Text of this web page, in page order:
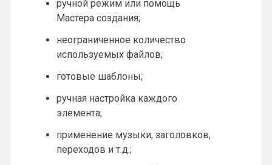
ручной режим или помощь
Мастера создания;
неограниченное количество
используемых файлов;
готовые шаблоны;
ручная настройка каждого
элемента;
применение музыки, заголовков,
переходов и т.д.;